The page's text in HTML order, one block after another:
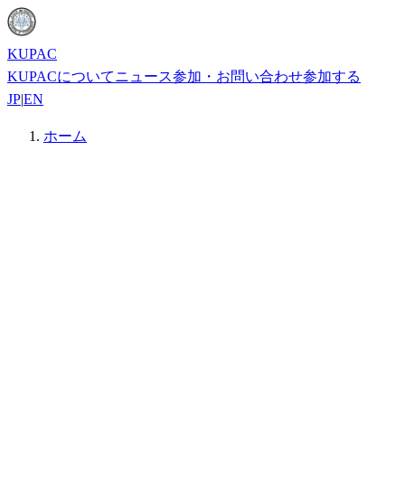
KUPAC
KUPACについてニュース参加・お問い合わせ参加する
JP|EN
ホーム